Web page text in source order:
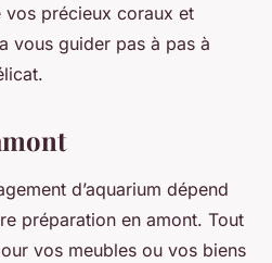
précieux coraux et
vous guider pas à pas à
d’aquarium dépend
préparation en amont. Tout
vos meubles ou vos biens